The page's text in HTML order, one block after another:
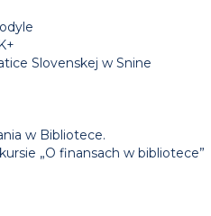
Slovenskej w Snine
w Bibliotece.
„O finansach w bibliotece”